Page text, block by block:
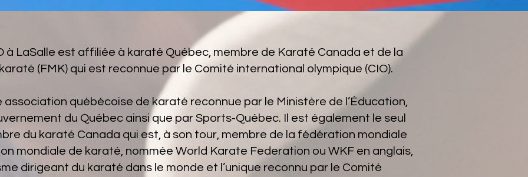
à LaSalle est affiliée à karaté Québec, membre de Karaté Canada et de la
(FMK) qui est reconnue par le Comité international olympique (CIO).
québécoise de karaté reconnue par le Ministère de l’Éducation,
du Québec ainsi que par Sports-Québec. Il est également le seul
du karaté Canada qui est, à son tour, membre de la fédération mondiale
mondiale de karaté, nommée World Karate Federation ou WKF en anglais,
dirigeant du karaté dans le monde et l’unique reconnu par le Comité